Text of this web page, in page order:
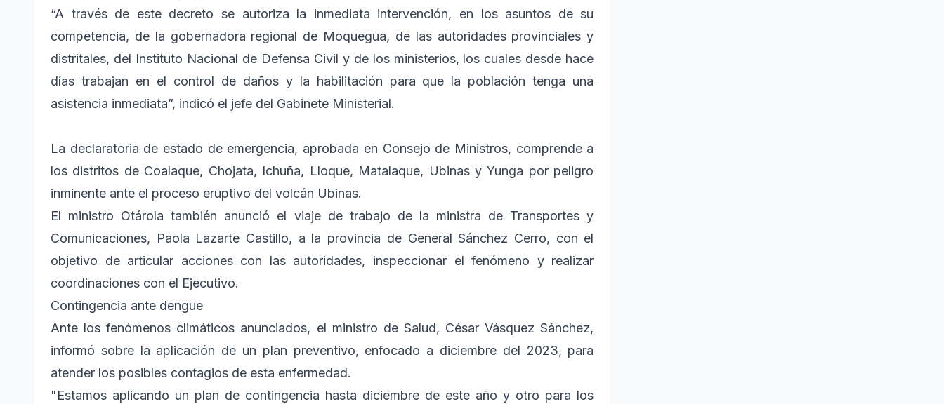
“A través de este decreto se autoriza la inmediata intervención, en los asuntos de su
competencia, de la gobernadora regional de Moquegua, de las autoridades provinciales y
distritales, del Instituto Nacional de Defensa Civil y de los ministerios, los cuales desde hace
días trabajan en el control de daños y la habilitación para que la población tenga una
asistencia inmediata”, indicó el jefe del Gabinete Ministerial.
La declaratoria de estado de emergencia, aprobada en Consejo de Ministros, comprende a
los distritos de Coalaque, Chojata, Ichuña, Lloque, Matalaque, Ubinas y Yunga por peligro
inminente ante el proceso eruptivo del volcán Ubinas.
El ministro Otárola también anunció el viaje de trabajo de la ministra de Transportes y
Comunicaciones, Paola Lazarte Castillo, a la provincia de General Sánchez Cerro, con el
objetivo de articular acciones con las autoridades, inspeccionar el fenómeno y realizar
coordinaciones con el Ejecutivo.
Contingencia ante dengue
Ante los fenómenos climáticos anunciados, el ministro de Salud, César Vásquez Sánchez,
informó sobre la aplicación de un plan preventivo, enfocado a diciembre del 2023, para
atender los posibles contagios de esta enfermedad.
"Estamos aplicando un plan de contingencia hasta diciembre de este año y otro para los